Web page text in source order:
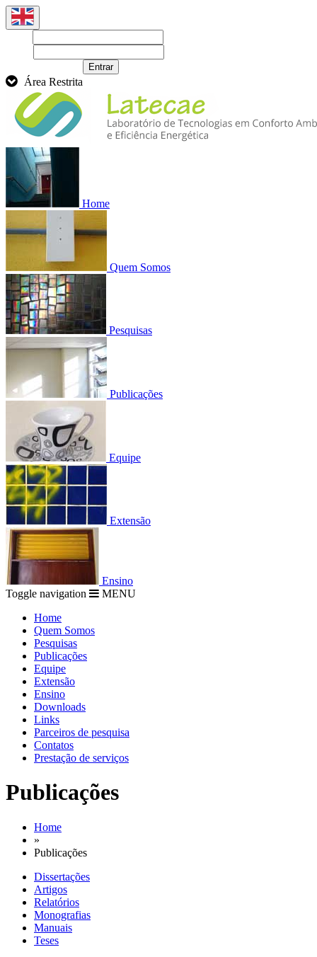
Entrar
Área Restrita
Home
Quem Somos
Pesquisas
Publicações
Equipe
Extensão
Ensino
Toggle navigation
MENU
Home
Quem Somos
Pesquisas
Publicações
Equipe
Extensão
Ensino
Downloads
Links
Parceiros de pesquisa
Contatos
Prestação de serviços
Publicações
Home
»
Publicações
Dissertações
Artigos
Relatórios
Monografias
Manuais
Teses